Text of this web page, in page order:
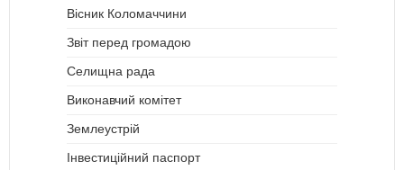
Вісник Коломаччини
Звіт перед громадою
Селищна рада
Виконавчий комітет
Землеустрій
Інвестиційний паспорт